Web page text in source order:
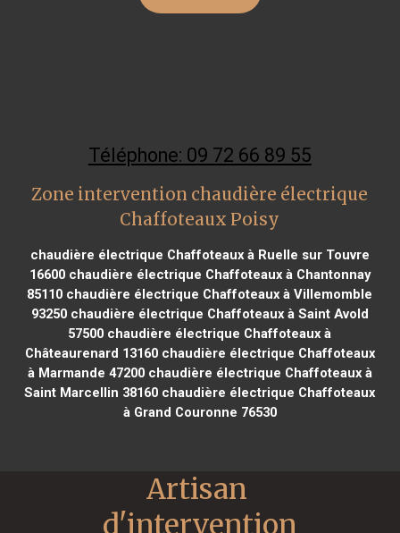
Téléphone: 09 72 66 89 55
Zone intervention chaudière électrique
Chaffoteaux Poisy
chaudière électrique Chaffoteaux à Ruelle sur Touvre
16600chaudière électrique Chaffoteaux à Chantonnay
85110 chaudière électrique Chaffoteaux à Villemomble
93250chaudière électrique Chaffoteaux à Saint Avold
57500 chaudière électrique Chaffoteaux à
Châteaurenard 13160chaudière électrique Chaffoteaux
à Marmande 47200chaudière électrique Chaffoteaux à
Saint Marcellin 38160 chaudière électrique Chaffoteaux
à Grand Couronne 76530
Artisan
d'intervention